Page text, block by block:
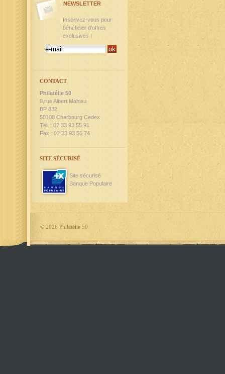
NEWSLETTER
Inscrivez-vous pour
bénéficier d'offres
exclusives !
CONTACT
Philatélie 50
9,rue Albert Mahieu
BP 832
50108 Cherbourg Cedex
Tél. : 02 33 93 55 91
Fax : 02 33 93 56 74
SITE SÉCURISÉ
Site sécurisé
Banque Populaire
© 2026 Philatélie 50